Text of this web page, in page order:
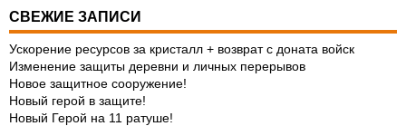
СВЕЖИЕ ЗАПИСИ
Ускорение ресурсов за кристалл + возврат с доната войск
Изменение защиты деревни и личных перерывов
Новое защитное сооружение!
Новый герой в защите!
Новый Герой на 11 ратуше!